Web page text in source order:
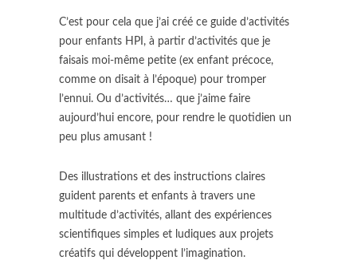
C’est pour cela que j’ai créé ce guide d’activités
pour enfants HPI, à partir d’activités que je
faisais moi-même petite (ex enfant précoce,
comme on disait à l’époque) pour tromper
l’ennui. Ou d’activités… que j’aime faire
aujourd’hui encore, pour rendre le quotidien un
peu plus amusant !
Des illustrations et des instructions claires
guident parents et enfants à travers une
multitude d’activités, allant des expériences
scientifiques simples et ludiques aux projets
créatifs qui développent l’imagination.